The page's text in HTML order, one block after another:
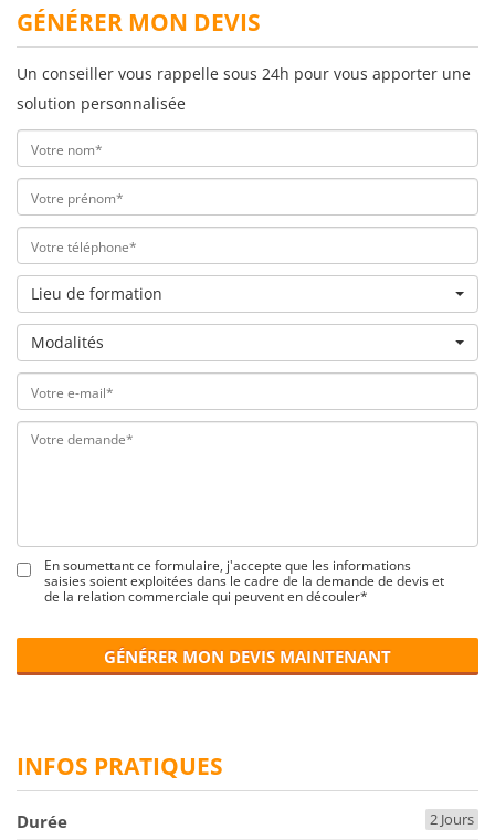
GÉNÉRER MON DEVIS
Un conseiller vous rappelle sous 24h pour vous apporter une
solution personnalisée
Lieu de formation
Modalités
En soumettant ce formulaire, j'accepte que les informations
saisies soient exploitées dans le cadre de la demande de devis et
de la relation commerciale qui peuvent en découler*
GÉNÉRER MON DEVIS MAINTENANT
INFOS PRATIQUES
Durée 2 Jours